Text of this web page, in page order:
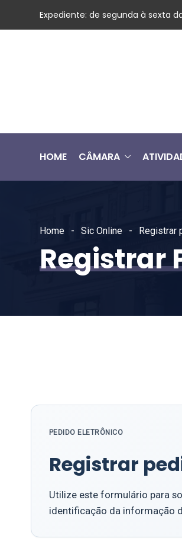
Expediente: de segunda à sexta
HOME CÂMARA
Home Sic Online Registrar
Registrar
PEDIDO ELETRÔNICO
Registrar
Utilize este formulário para
identificação da informação